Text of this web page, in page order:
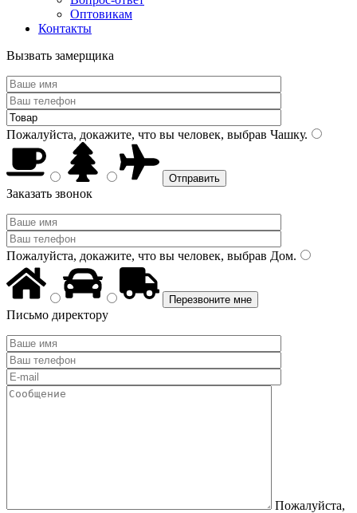
Оптовикам
Контакты
Вызвать замерщика
Пожалуйста, докажите, что вы человек, выбрав Чашку.
Заказать звонок
Пожалуйста, докажите, что вы человек, выбрав Дом.
Письмо директору
Пожалуйста,